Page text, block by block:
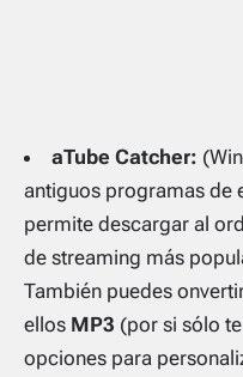
aTube Catcher:
antiguos programas de
permite descargar al
de streaming más
También puedes
ellos MP3 (por si sólo
opciones para